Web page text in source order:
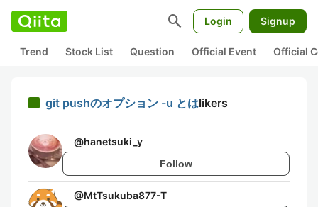
search Login Signup
Trend Stock List Question Official Event Official
git pushのオプション -u とはlikers
@hanetsuki_y
Follow
@MtTsukuba877-T